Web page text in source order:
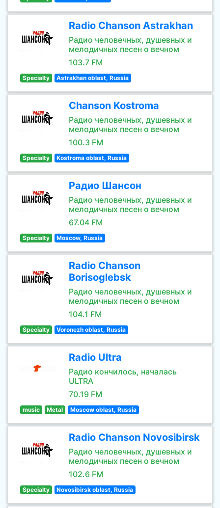
Radio Chanson Astrakhan
Радио человечных, душевных и
мелодичных песен о вечном
103.7 FM
Specialty Astrakhan oblast, Russia
Chanson Kostroma
Радио человечных, душевных и
мелодичных песен о вечном
100.3 FM
Specialty Kostroma oblast, Russia
Радио Шансон
Радио человечных, душевных и
мелодичных песен о вечном
67.04 FM
Specialty Moscow, Russia
Radio Chanson
Borisoglebsk
Радио человечных, душевных и
мелодичных песен о вечном
104.1 FM
Specialty Voronezh oblast, Russia
Radio Ultra
Радио кончилось, началась
ULTRA
70.19 FM
music Metal Moscow oblast, Russia
Radio Chanson Novosibirsk
Радио человечных, душевных и
мелодичных песен о вечном
102.6 FM
Specialty Novosibirsk oblast, Russia